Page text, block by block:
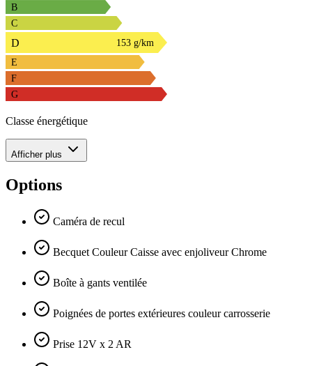
B
C
D
153 g/km
E
F
G
Classe énergétique
Afficher plus
Options
Caméra de recul
Becquet Couleur Caisse avec enjoliveur Chrome
Boîte à gants ventilée
Poignées de portes extérieures couleur carrosserie
Prise 12V x 2 AR